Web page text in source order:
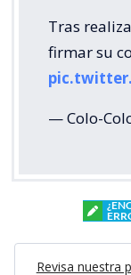
Tras
firmar su
— Colo-
Revisa nuestra